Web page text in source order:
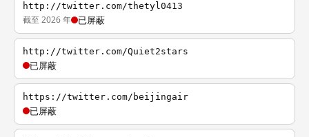
http://twitter.com/thetyl0413
截至 2026 年 已屏蔽
http://twitter.com/Quiet2stars
已屏蔽
https://twitter.com/beijingair
已屏蔽